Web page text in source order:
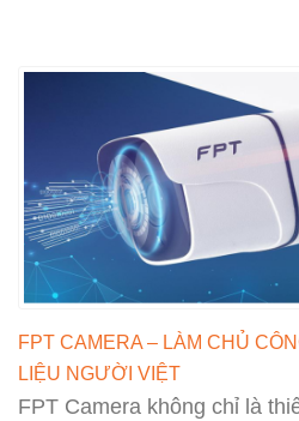
FPT CAMERA – LÀM CHỦ
LIỆU NGƯỜI VIỆT
FPT Camera không chỉ là